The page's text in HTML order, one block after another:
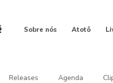
Sobre nós Atotô
Releases Agenda